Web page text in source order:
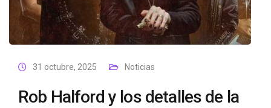
31 octubre, 2025 Noticias
Rob Halford y los detalles de la